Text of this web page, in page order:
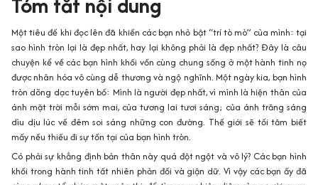
Một tiêu đề khi đọc lên đã khiến các bạn nhỏ bật “trí tò mò” của mình: tại
sao hình tròn lại là đẹp nhất, hay lại không phải là đẹp nhất? Đây là câu
chuyện kể về các bạn hình khối vốn cùng chung sống ở một hành tinh nọ
được nhân hóa vô cùng dễ thương và ngộ nghĩnh. Một ngày kia, bạn hình
tròn dõng dạc tuyên bố: Mình là người đẹp nhất, vì mình là hiện thân của
ánh mặt trời mỗi sớm mai, của tương lai tươi sáng; của ánh trăng sáng
dìu dịu lúc về đêm soi sáng những con đường. Thế giới sẽ tối tăm biết
mấy nếu thiếu đi sự tồn tại của bạn hình tròn.
Có phải sự khẳng định bản thân này quá đột ngột và vô lý? Các bạn hình
khối trong hành tinh tất nhiên phản đối và giận dữ. Vì vậy các bạn ấy đã